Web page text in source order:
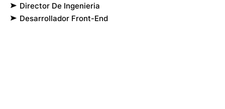
Director De Ingenieria
Desarrollador Front-End